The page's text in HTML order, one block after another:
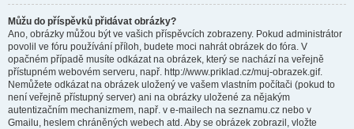
Můžu do příspěvků přidávat obrázky?
Ano, obrázky můžou být ve vašich příspěvcích zobrazeny. Pokud administrátor
povolil ve fóru používání příloh, budete moci nahrát obrázek do fóra. V
opačném případě musíte odkázat na obrázek, který se nachází na veřejně
přístupném webovém serveru, např. http://www.priklad.cz/muj-obrazek.gif.
Nemůžete odkázat na obrázek uložený ve vašem vlastním počítači (pokud to
není veřejně přístupný server) ani na obrázky uložené za nějakým
autentizačním mechanizmem, např. v e-mailech na seznamu.cz nebo v
Gmailu, heslem chráněných webech atd. Aby se obrázek zobrazil, vložte